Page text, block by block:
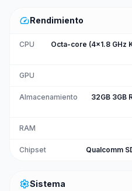
speedRendimiento
CPU
Octa-core (4x1.8 GHz
GPU
Almacenamiento
32GB 3GB
RAM
Chipset Qualcomm
settingsSistema